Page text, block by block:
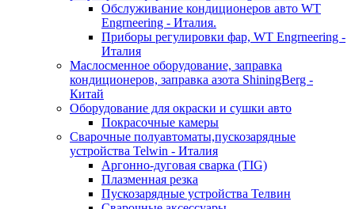
Обслуживание кондиционеров авто WT
Engrneering - Италия.
Приборы регулировки фар, WT Engrneering -
Италия
Маслосменное оборудование, заправка
кондиционеров, заправка азота ShiningBerg -
Китай
Оборудование для окраски и сушки авто
Покрасочные камеры
Сварочные полуавтоматы,пускозарядные
устройства Telwin - Италия
Аргонно-дуговая сварка (TIG)
Плазменная резка
Пускозарядные устройства Телвин